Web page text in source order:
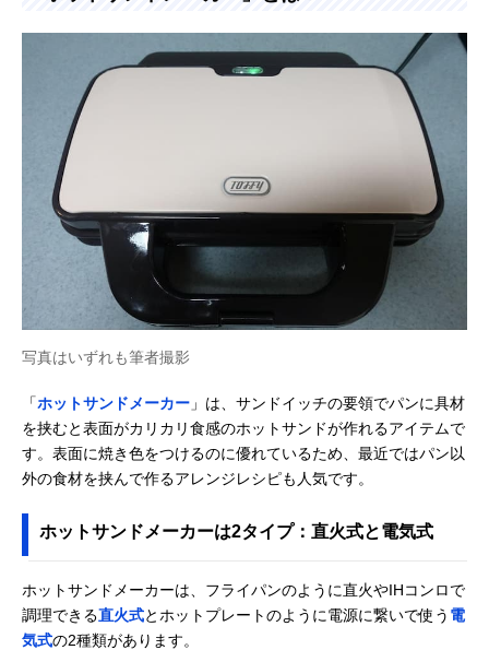
写真はいずれも筆者撮影
「ホットサンドメーカー 」は、サンドイッチの要領でパンに具材
を挟むと表面がカリカリ食感のホットサンドが作れるアイテムで
す。表面に焼き色をつけるのに優れているため、最近ではパン以
外の食材を挟んで作るアレンジレシピも人気です。
ホットサンドメーカーは2タイプ：直火式と電気式
ホットサンドメーカーは、フライパンのように直火やIHコンロで
調理できる直火式とホットプレートのように電源に繋いで使う 電
気式の2種類があります。